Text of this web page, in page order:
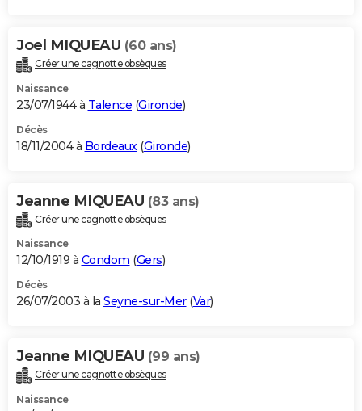
Joel MIQUEAU (60 ans)
Créer une cagnotte obsèques
Naissance
23/07/1944 à Talence (Gironde)
Décès
18/11/2004 à Bordeaux (Gironde)
Jeanne MIQUEAU (83 ans)
Créer une cagnotte obsèques
Naissance
12/10/1919 à Condom (Gers)
Décès
26/07/2003 à la Seyne-sur-Mer(Var)
Jeanne MIQUEAU (99 ans)
Créer une cagnotte obsèques
Naissance